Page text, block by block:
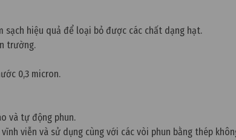
hiệu quả để loại bỏ được các chất dạng hạt.
trường.
0,3 micron.
và tự động phun.
viễn và sử dụng cùng với các vòi phun bằng thép